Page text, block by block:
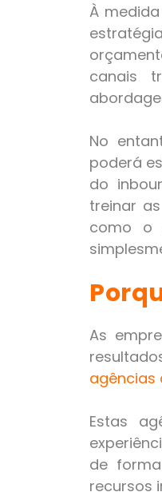
À
canais
No
poderá
do
treinar
como o
As
agências
Estas
de
recursos